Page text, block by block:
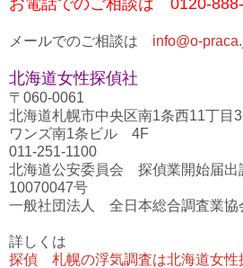
メールでのご相談は info@o-
北海道女性探偵社
〒060-0061
北海道札幌市中央区南1条西11丁目
ワンズ南1条ビル 4F
011-251-1100
北海道公安委員会 探偵業開始届
10070047号
一般社団法人 全日本総合調査業協
詳しくは
探偵 札幌の浮気調査は北海道女性